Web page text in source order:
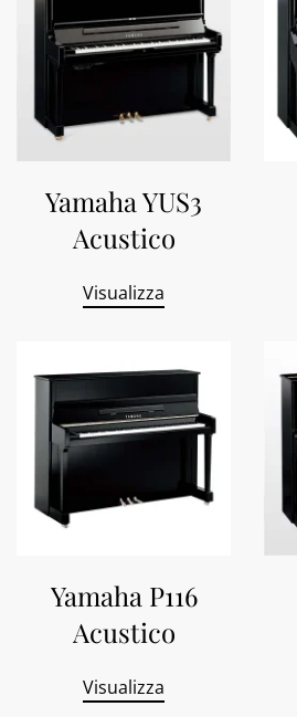
Yamaha YUS3
Acustico
Visualizza
Yamaha P116
Acustico
Visualizza